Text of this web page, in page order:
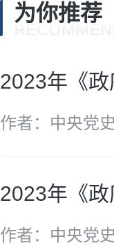
为你推荐
RECOMMEND
2023年《
作者：中央党
2023年《
作者：中央党